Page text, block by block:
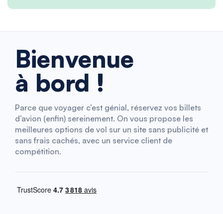
Bienvenue
à bord !
Parce que voyager c’est génial, réservez vos billets
d’avion (enfin) sereinement. On vous propose les
meilleures options de vol sur un site sans publicité et
sans frais cachés, avec un service client de
compétition.